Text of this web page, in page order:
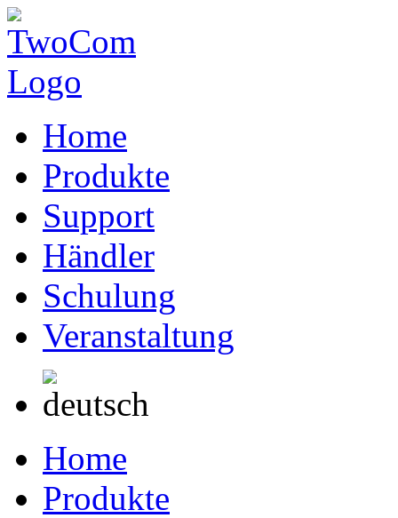
Home
Produkte
Support
Händler
Schulung
Veranstaltung
Home
Produkte